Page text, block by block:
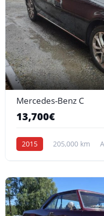
Mercedes-Benz C
13,700€
2015 205,000 km